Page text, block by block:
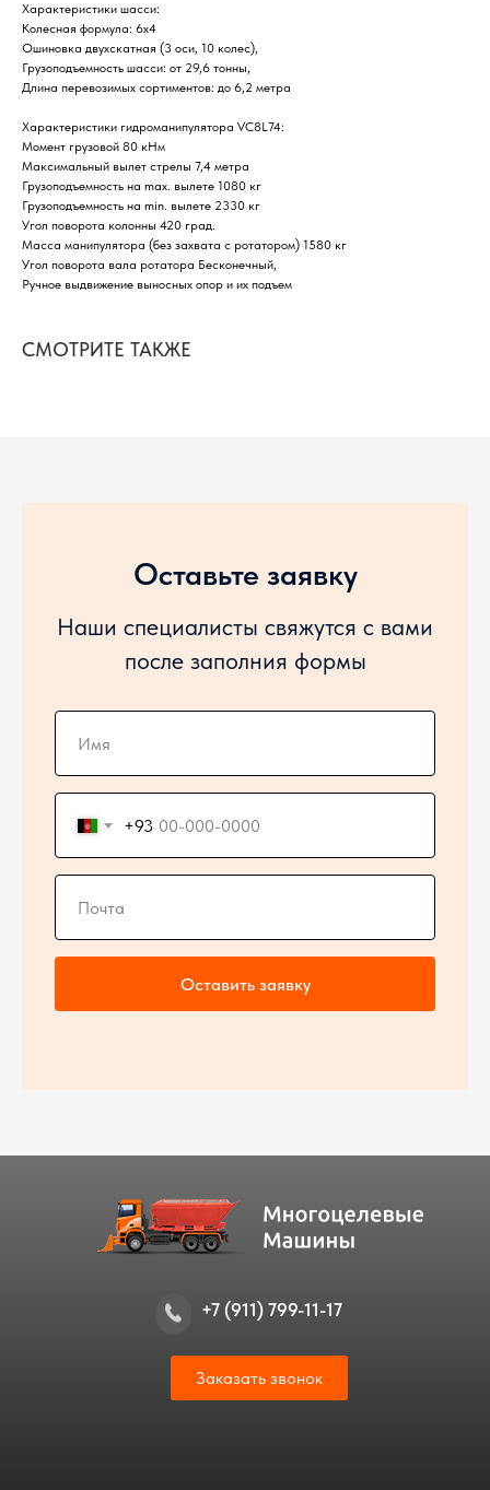
Характеристики шасси:
Колесная формула: 6х4
Ошиновка двухскатная (3 оси, 10 колес),
Грузоподъемность шасси: от 29,6 тонны,
Длина перевозимых сортиментов: до 6,2 метра
Характеристики гидроманипулятора VC8L74:
Момент грузовой 80 кНм
Максимальный вылет стрелы 7,4 метра
Грузоподъемность на max. вылете 1080 кг
Грузоподъемность на min. вылете 2330 кг
Угол поворота колонны 420 град.
Масса манипулятора (без захвата с ротатором) 1580 кг
Угол поворота вала ротатора Бесконечный,
Ручное выдвижение выносных опор и их подъем
СМОТРИТЕ ТАКЖЕ
Оставьте заявку
Наши специалисты свяжутся с вами
после заполния формы
+93
Оставить заявку
Заказать звонок
+7 (911) 799-11-17